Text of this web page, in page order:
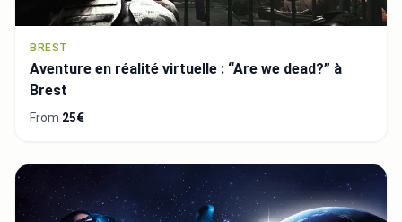
BREST
Aventure en réalité virtuelle : “Are we dead?” à
Brest
From 25€